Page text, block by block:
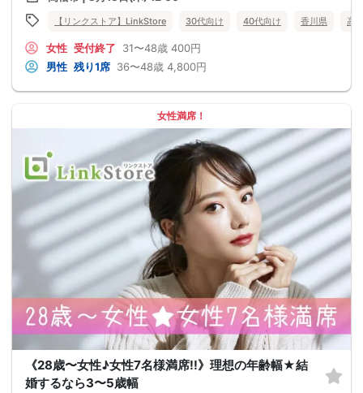
【リンクストア】LinkStore 30代向け 40代向け 香川県 高
女性 受付終了 31〜48歳 400円
男性 残り1席 36〜48歳 4,800円
女性満席！
《28歳〜女性♪女性7名様満席!!》理想の年齢幅★結
婚するなら3〜5歳幅